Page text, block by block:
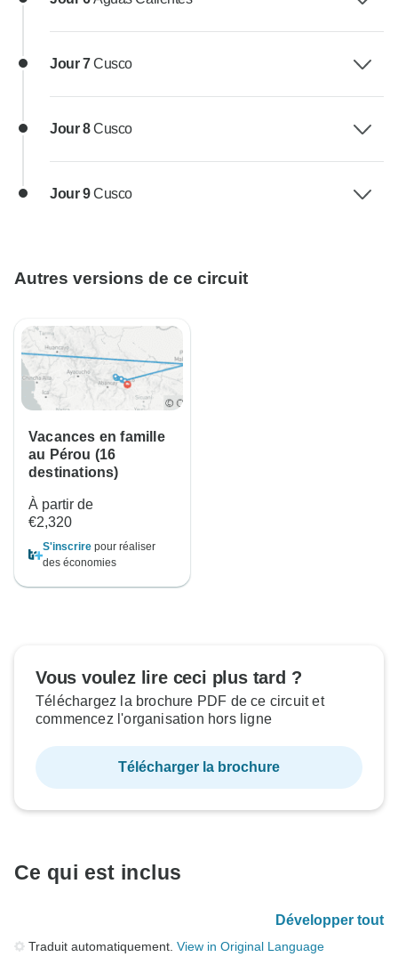
Jour 7Cusco
Jour 8Cusco
Jour 9Cusco
Autres versions de ce circuit
Vacances en famille
au Pérou (16
destinations)
À partir de
€2,320
S'inscrire pour réaliser
des économies
Vous voulez lire ceci plus tard ?
Téléchargez la brochure PDF de ce circuit et
commencez l'organisation hors ligne
Télécharger la brochure
Ce qui est inclus
Développer tout
Traduit automatiquement. View in Original Language